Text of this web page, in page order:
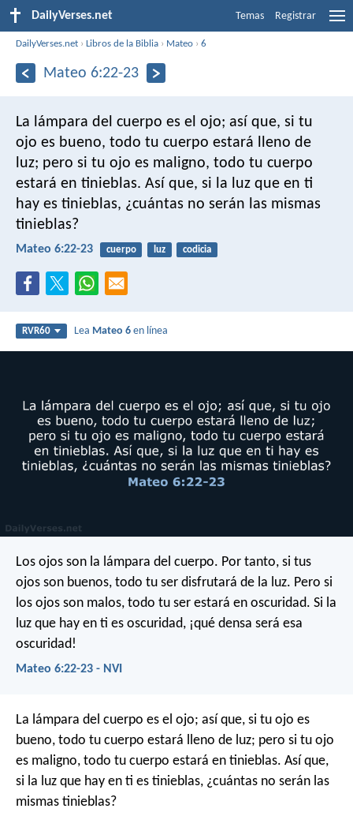
DailyVerses.net Temas Registrar
DailyVerses.net ›Libros de la Biblia › Mateo ›6
Mateo 6:22-23
La lámpara del cuerpo es el ojo; así que, si tu
ojo es bueno, todo tu cuerpo estará lleno de
luz; pero si tu ojo es maligno, todo tu cuerpo
estará en tinieblas. Así que, si la luz que en ti
hay es tinieblas, ¿cuántas no serán las mismas
tinieblas?
Mateo 6:22-23 cuerpo luz codicia
RVR60 Lea Mateo 6 en línea
Los ojos son la lámpara del cuerpo. Por tanto, si tus
ojos son buenos, todo tu ser disfrutará de la luz. Pero si
los ojos son malos, todo tu ser estará en oscuridad. Si la
luz que hay en ti es oscuridad, ¡qué densa será esa
oscuridad!
Mateo 6:22-23 - NVI
La lámpara del cuerpo es el ojo; así que, si tu ojo es
bueno, todo tu cuerpo estará lleno de luz; pero si tu ojo
es maligno, todo tu cuerpo estará en tinieblas. Así que,
si la luz que hay en ti es tinieblas, ¿cuántas no serán las
mismas tinieblas?